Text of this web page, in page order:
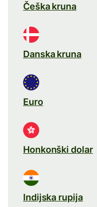
Češka kruna
Danska kruna
Euro
Honkonški dolar
Indijska rupija